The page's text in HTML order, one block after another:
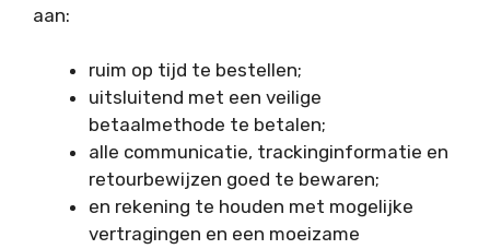
aan:
ruim op tijd te bestellen;
uitsluitend met een veilige
betaalmethode te betalen;
alle communicatie, trackinginformatie en
retourbewijzen goed te bewaren;
en rekening te houden met mogelijke
vertragingen en een moeizame